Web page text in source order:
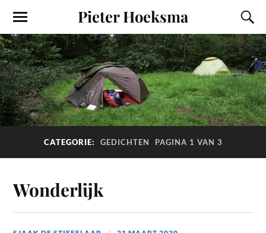
Pieter Hoeksma
CATEGORIE: GEDICHTEN PAGINA 1 VAN 3
Wonderlijk